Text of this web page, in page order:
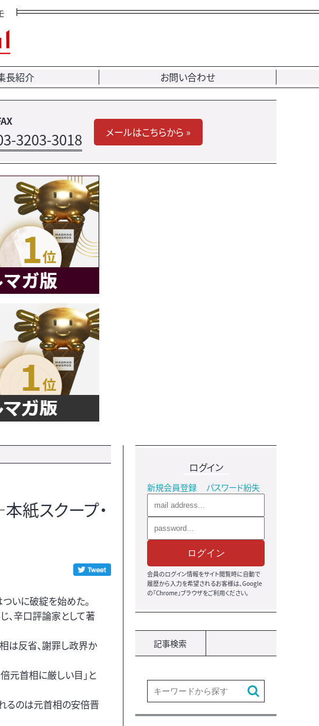
長紹介 お問い合わせ
3203-3018 メールはこちらから »
紙スクープ・
いに破綻を始めた。
、辛口評論家として著
は反省、謝罪し政界か
元首相に厳しい目」と
るのは元首相の安倍晋
ログイン
新規会員登録 パスワード紛失
ログイン
会員のログイン情報をサイト閲覧時に自動で
履歴から入力を希望されるお客様は、Google
の『Chrome』ブラウザをご利用ください。
記事検索